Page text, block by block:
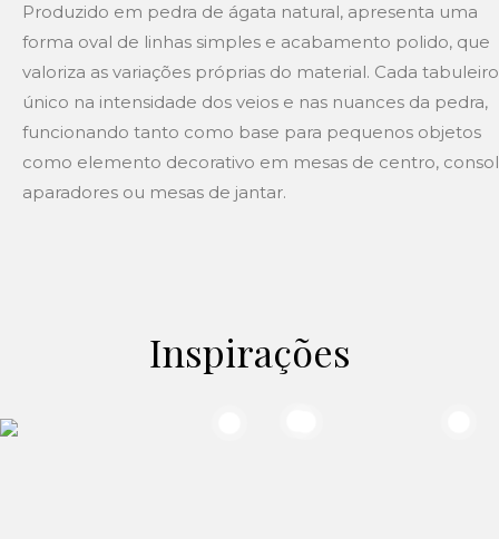
Produzido em pedra de ágata natural, apresenta uma
forma oval de linhas simples e acabamento polido, que
valoriza as variações próprias do material. Cada
único na intensidade dos veios e nas nuances da pedra,
funcionando tanto como base para pequenos objetos
como elemento decorativo em mesas de centro,
aparadores ou mesas de jantar.
Inspirações